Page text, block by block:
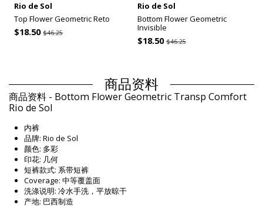
Rio de Sol
Top Flower Geometric Reto
$18.50$46.25
Rio de Sol
Bottom Flower Geometric
Invisible
$18.50 $46.25
商品资料
商品资料 - Bottom Flower Geometric Transp Comfort
Rio de Sol
内裤
品牌: Rio de Sol
颜色: 多彩
印花: 几何
短裤款式: 系带短裤
Coverage: 中等覆盖面
洗涤说明: 冷水手洗，平放晾干
产地: 巴西制造